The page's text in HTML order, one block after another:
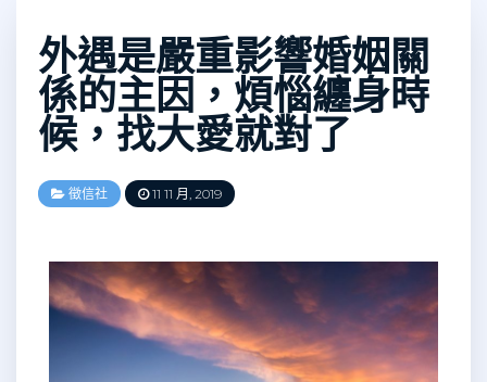
外遇是嚴重影響婚姻關
係的主因，煩惱纏身時
候，找大愛就對了
徵信社 11 11 月, 2019